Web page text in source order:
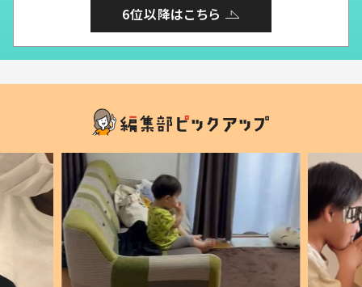
6位以降はこちら